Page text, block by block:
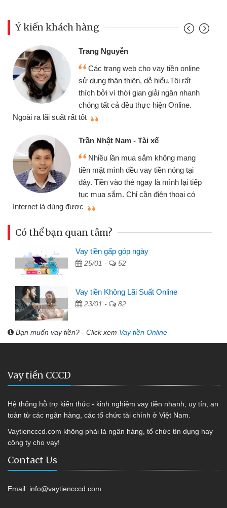
Ý kiến khách hàng
Đoàn Hữu Cảnh
Mình cần tiền gấp nên định cầm cố
chiếc xe wave nhưng thật may đã có
gói vay tiền bằng CMND online không
cần gặp mặt nên rất tiện lợi, sẽ giới
thiệu cho bạn bè biết
Cấn Văn Lực - Tạp hóa
Tôi kinh doanh buôn bán nhỏ lẻ
nhiều lúc cần vốn nhập hàng, nhờ biết
đến website qua bạn bè giới thiệu tôi
đã giải quyết được công việc của
Có thể bạn quan tâm?
Vay tiền gấp góp ngày
25/01 - 52
Vay tiền Không Lãi Suất Online
23/01 - 82
Bạn muốn vay tiền? - Click xem Vay tiền Online
Vay tiền CCCD
Hệ thống hỗ trợ kiến thức - kinh nghiệm vay tiền nhanh, uy tín, an
toàn từ các ngân hàng, các tổ chức tài chính ở Việt Nam.
Vaytiencccd.com không phải là ngân hàng, tổ chức tín dụng hay
công ty cho vay!
Contact Us
Email: info@vaytiencccd.com